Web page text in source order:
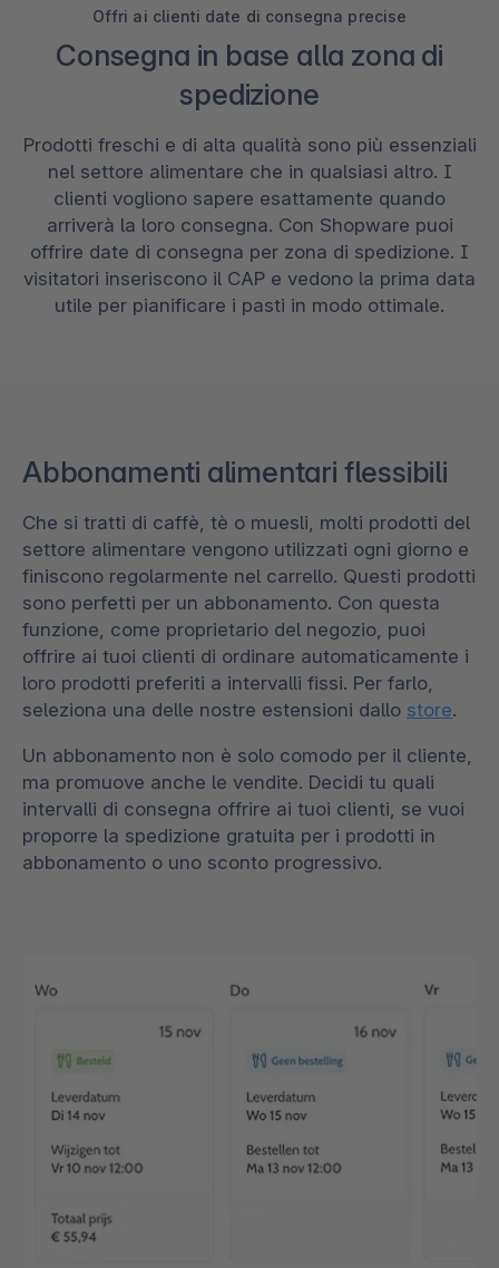
Offri ai clienti date di consegna precise
Consegna in base alla zona di
spedizione
Prodotti freschi e di alta qualità sono più essenziali
nel settore alimentare che in qualsiasi altro. I
clienti vogliono sapere esattamente quando
arriverà la loro consegna. Con Shopware puoi
offrire date di consegna per zona di spedizione. I
visitatori inseriscono il CAP e vedono la prima data
utile per pianificare i pasti in modo ottimale.
Abbonamenti alimentari flessibili
Che si tratti di caffè, tè o muesli, molti prodotti del
settore alimentare vengono utilizzati ogni giorno e
finiscono regolarmente nel carrello. Questi prodotti
sono perfetti per un abbonamento. Con questa
funzione, come proprietario del negozio, puoi
offrire ai tuoi clienti di ordinare automaticamente i
loro prodotti preferiti a intervalli fissi. Per farlo,
seleziona una delle nostre estensioni dallo store.
Un abbonamento non è solo comodo per il cliente,
ma promuove anche le vendite. Decidi tu quali
intervalli di consegna offrire ai tuoi clienti, se vuoi
proporre la spedizione gratuita per i prodotti in
abbonamento o uno sconto progressivo.